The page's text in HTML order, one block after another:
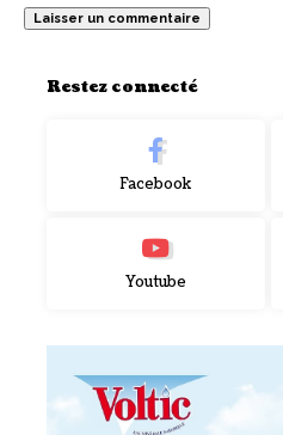
Restez connecté
Facebook
Youtube